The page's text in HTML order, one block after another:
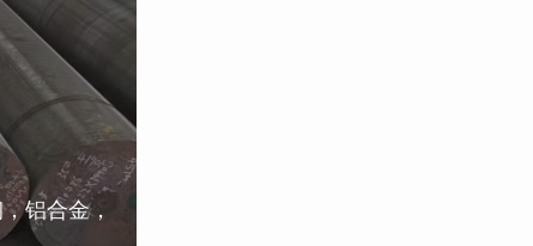
铝合金，